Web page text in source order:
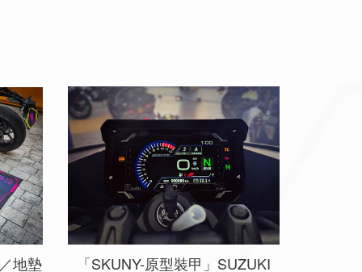
地墊 「SKUNY-原型裝甲」SUZUKI